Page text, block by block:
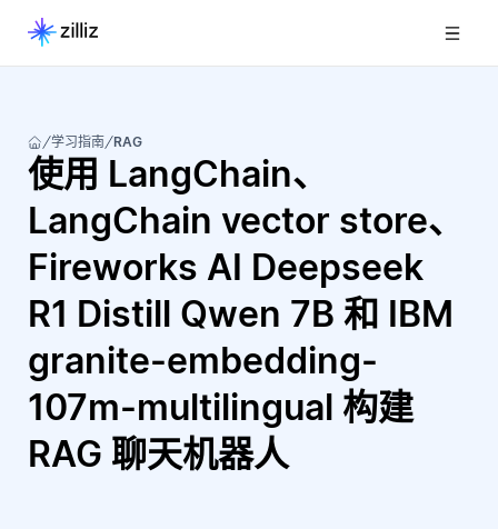
学习指南 RAG
使用 LangChain、
LangChain vector store、
Fireworks AI Deepseek
R1 Distill Qwen 7B 和 IBM
granite-embedding-
107m-multilingual 构建
RAG 聊天机器人